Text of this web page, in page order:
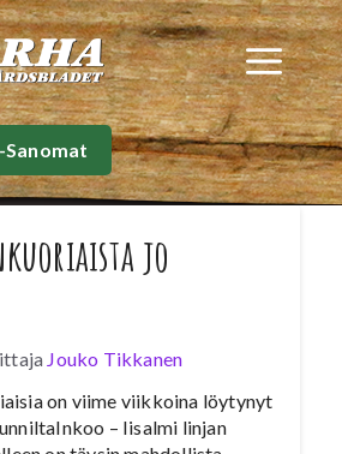
jo
Jouko Tikkanen
on viime viikkoina löytynyt
– Iisalmi linjan